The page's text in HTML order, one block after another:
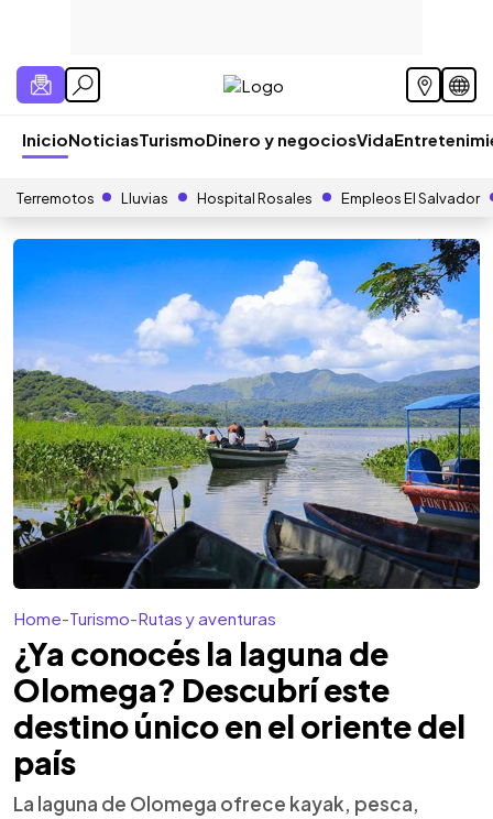
InicioNoticiasTurismoDinero y negociosVida
Terremotos Lluvias Hospital Rosales Empleos El Salvador
Home-Turismo-Rutas y aventuras
¿Ya conocés la laguna de
Olomega? Descubrí este
destino único en el oriente del
país
La laguna de Olomega ofrece kayak, pesca,